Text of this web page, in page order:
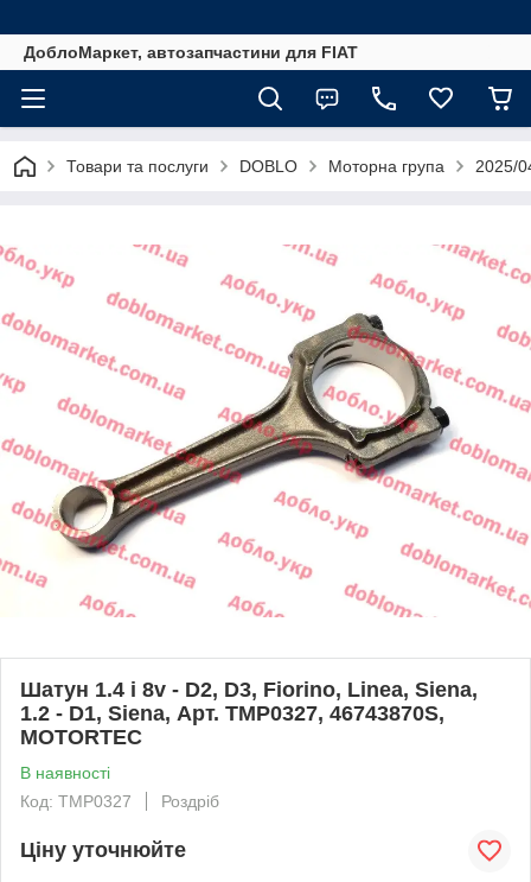
ДоблоМаркет, автозапчастини для FIAT
Товари та послуги DOBLO Моторна група 2025/
Шатун 1.4 i 8v - D2, D3, Fiorino, Linea, Siena,
1.2 - D1, Siena, Арт. TMP0327, 46743870S,
MOTORTEC
В наявності
Код: TMP0327
Роздріб
Ціну уточнюйте